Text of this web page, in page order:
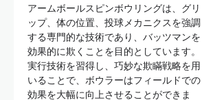
アームボールスピンボウリングは、グリ
ップ、体の位置、投球メカニクスを強調
する専門的な技術であり、バッツマンを
効果的に欺くことを目的としています。
実行技術を習得し、巧妙な欺瞞戦略を用
いることで、ボウラーはフィールドでの
効果を大幅に向上させることができま